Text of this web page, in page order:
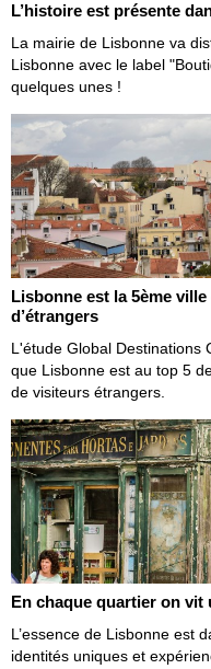
L’histoire est présente
La mairie de Lisbonne va
Lisbonne avec le label
quelques unes !
Lisbonne est la 5ème
d’étrangers
L'étude Global Destinations
que Lisbonne est au top 5
de visiteurs étrangers.
En chaque quartier on
L’essence de Lisbonne est
identités uniques et